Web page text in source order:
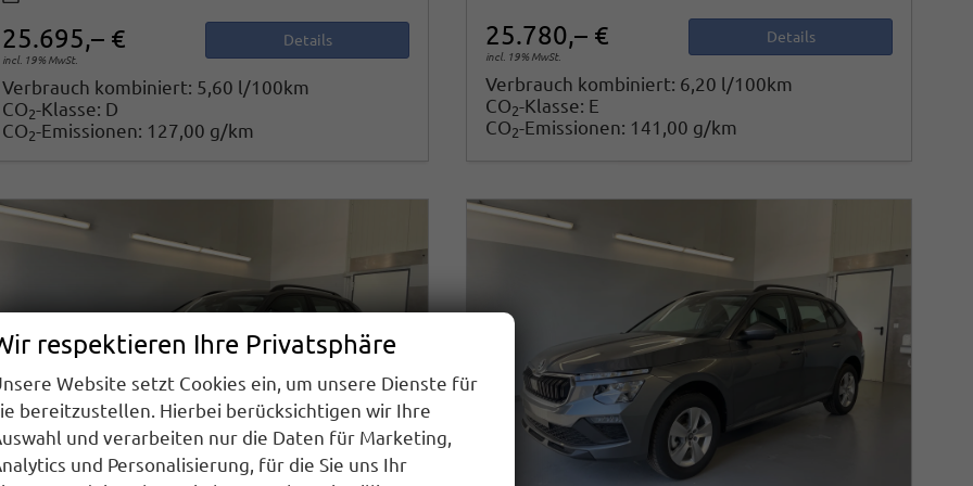
25.695,– €
incl. 19% MwSt.
Details
Verbrauch kombiniert: 5,60 l/100km
CO2-Klasse: D
CO2-Emissionen: 127,00 g/km
25.780,– €
incl. 19% MwSt.
Details
Verbrauch kombiniert: 6,20 l/100km
CO2-Klasse: E
CO2-Emissionen: 141,00 g/km
respektieren Ihre Privatsphäre
Website setzt Cookies ein, um unsere Dienste für
bereitzustellen. Hierbei berücksichtigen wir Ihre
und verarbeiten nur die Daten für Marketing,
und Personalisierung, für die Sie uns Ihr